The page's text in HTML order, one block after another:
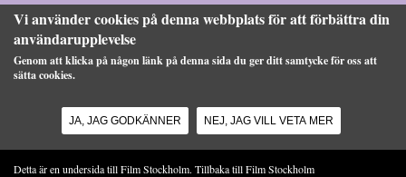
Vi använder cookies på denna webbplats för att förbättra din
användarupplevelse
Genom att klicka på någon länk på denna sida du ger ditt samtycke för oss att
sätta cookies.
JA, JAG GODKÄNNER NEJ, JAG VILL VETA MER
Detta är en undersida till Film Stockholm. Tillbaka tillFilm Stockholm